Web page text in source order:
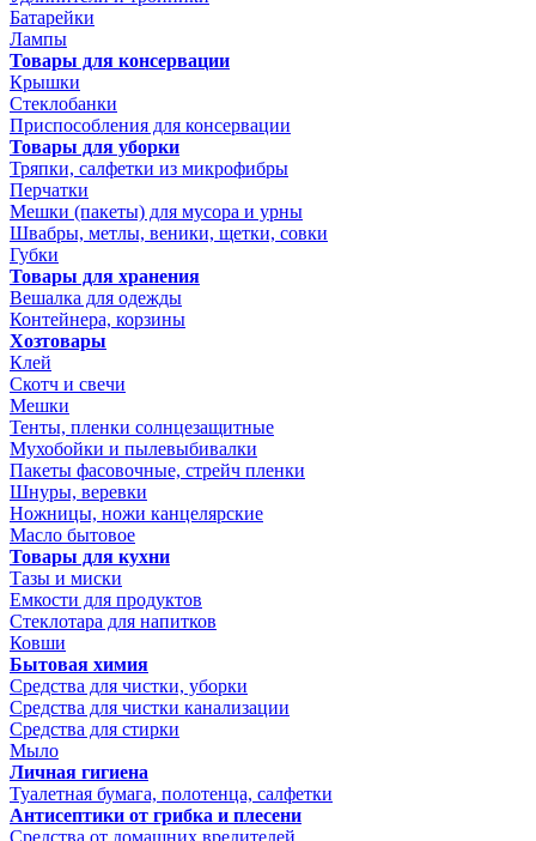
Батарейки
Лампы
Товары для консервации
Крышки
Стеклобанки
Приспособления для консервации
Товары для уборки
Тряпки, салфетки из микрофибры
Перчатки
Мешки (пакеты) для мусора и урны
Швабры, метлы, веники, щетки, совки
Губки
Товары для хранения
Вешалка для одежды
Контейнера, корзины
Хозтовары
Клей
Скотч и свечи
Мешки
Тенты, пленки солнцезащитные
Мухобойки и пылевыбивалки
Пакеты фасовочные, стрейч пленки
Шнуры, веревки
Ножницы, ножи канцелярские
Масло бытовое
Товары для кухни
Тазы и миски
Емкости для продуктов
Стеклотара для напитков
Ковши
Бытовая химия
Средства для чистки, уборки
Средства для чистки канализации
Средства для стирки
Мыло
Личная гигиена
Туалетная бумага, полотенца, салфетки
Антисептики от грибка и плесени
Средства от домашних вредителей